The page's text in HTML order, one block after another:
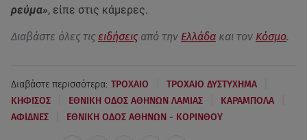
ρεύμα», είπε στις κάμερες.
Διαβάστε όλες τις ειδήσεις από την Ελλάδα και τον Κόσμο.
Διαβάστε περισσότερα: ΤΡΟΧΑΙΟ ΤΡΟΧΑΙΟ ΔΥΣΤΥΧΗΜΑ
ΚΗΦΙΣΟΣ ΕΘΝΙΚΗ ΟΔΟΣ ΑΘΗΝΩΝ ΛΑΜΙΑΣ ΚΑΡΑΜΠΟΛΑ
ΑΦΙΔΝΕΣ ΕΘΝΙΚΗ ΟΔΟΣ ΑΘΗΝΩΝ - ΚΟΡΙΝΘΟΥ